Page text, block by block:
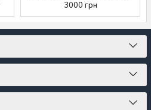
3000 грн